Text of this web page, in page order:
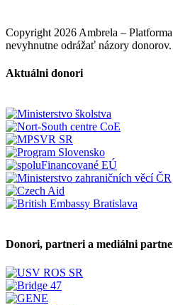
Copyright 2026 Ambrela –
nevyhnutne odrážať názory donorov.
Aktuálni donori
Donori, partneri a mediálni